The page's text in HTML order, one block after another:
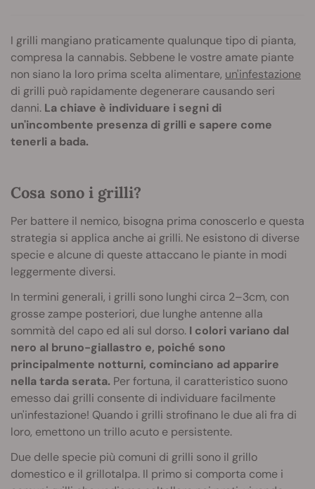
I grilli mangiano praticamente qualunque tipo di pianta,
compresa la cannabis. Sebbene le vostre amate piante
non siano la loro prima scelta alimentare, un'infestazione
di grilli può rapidamente degenerare causando seri
danni. La chiave è individuare i segni di
un'incombente presenza di grilli e sapere come
tenerli a bada.
Cosa sono i grilli?
Per battere il nemico, bisogna prima conoscerlo e questa
strategia si applica anche ai grilli. Ne esistono di diverse
specie e alcune di queste attaccano le piante in modi
leggermente diversi.
In termini generali, i grilli sono lunghi circa 2–3cm, con
grosse zampe posteriori, due lunghe antenne alla
sommità del capo ed ali sul dorso. I colori variano dal
nero al bruno-giallastro e, poiché sono
principalmente notturni, cominciano ad apparire
nella tarda serata. Per fortuna, il caratteristico suono
emesso dai grilli consente di individuare facilmente
un'infestazione! Quando i grilli strofinano le due ali fra di
loro, emettono un trillo acuto e persistente.
Due delle specie più comuni di grilli sono il grillo
domestico e il grillotalpa. Il primo si comporta come i